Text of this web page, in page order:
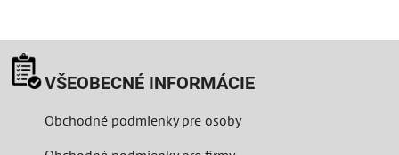
VŠEOBECNÉ INFORMÁCIE
Obchodné podmienky pre osoby